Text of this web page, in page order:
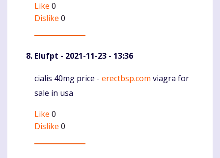
Like 0
Dislike 0
Elufpt - 2021-11-23 - 13:36
Komentaras
cialis 40mg price - erectbsp.com viagra for
sale in usa
Like 0
Dislike 0